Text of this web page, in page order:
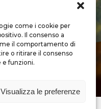
come i cookie per
Il consenso a
il comportamento di
o ritirare il consenso
funzioni.
Visualizza le preferenze